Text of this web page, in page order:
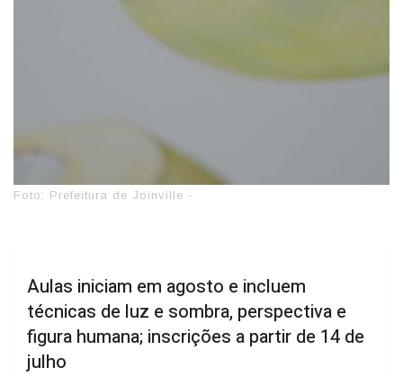
Foto: Prefeitura de Joinville -
Aulas iniciam em agosto e incluem
técnicas de luz e sombra, perspectiva e
figura humana; inscrições a partir de 14 de
julho